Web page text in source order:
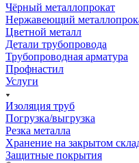
Чёрный металлопрокат
Нержавеющий
Цветной металл
Детали трубопровода
Трубопроводная арматура
Профнастил
Услуги
Изоляция труб
Погрузка/выгрузка
Резка металла
Хранение на закрытом
Защитные покрытия